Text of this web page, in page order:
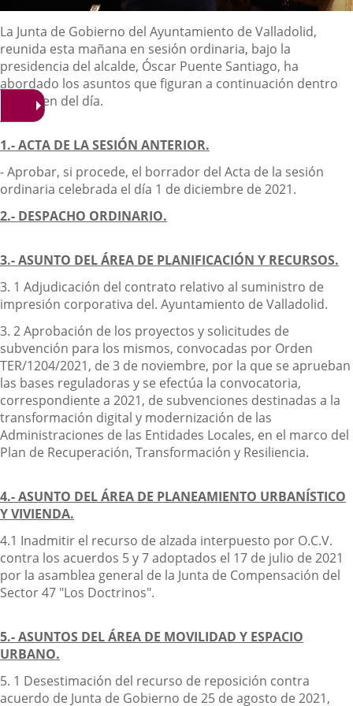
Descripción
La Junta de Gobierno del Ayuntamiento de Valladolid,
reunida esta mañana en sesión ordinaria, bajo la
presidencia del alcalde, Óscar Puente Santiago, ha
abordado los asuntos que figuran a continuación dentro
del orden del día.
1.- ACTA DE LA SESIÓN ANTERIOR.
- Aprobar, si procede, el borrador del Acta de la sesión
ordinaria celebrada el día 1 de diciembre de 2021.
2.- DESPACHO ORDINARIO.
3.- ASUNTO DEL ÁREA DE PLANIFICACIÓN Y RECURSOS.
3. 1 Adjudicación del contrato relativo al suministro de
impresión corporativa del. Ayuntamiento de Valladolid.
3. 2 Aprobación de los proyectos y solicitudes de
subvención para los mismos, convocadas por Orden
TER/1204/2021, de 3 de noviembre, por la que se aprueban
las bases reguladoras y se efectúa la convocatoria,
correspondiente a 2021, de subvenciones destinadas a la
transformación digital y modernización de las
Administraciones de las Entidades Locales, en el marco del
Plan de Recuperación, Transformación y Resiliencia.
4.- ASUNTO DEL ÁREA DE PLANEAMIENTO URBANÍSTICO
Y VIVIENDA.
4.1 Inadmitir el recurso de alzada interpuesto por O.C.V.
contra los acuerdos 5 y 7 adoptados el 17 de julio de 2021
por la asamblea general de la Junta de Compensación del
Sector 47 "Los Doctrinos".
5.- ASUNTOS DEL ÁREA DE MOVILIDAD Y ESPACIO
URBANO.
5. 1 Desestimación del recurso de reposición contra
acuerdo de Junta de Gobierno de 25 de agosto de 2021,